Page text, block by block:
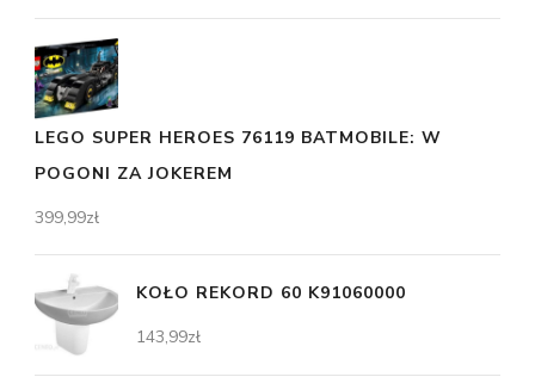
LEGO SUPER HEROES 76119 BATMOBILE: W
POGONI ZA JOKEREM
399,99zł
KOŁO REKORD 60 K91060000
143,99zł